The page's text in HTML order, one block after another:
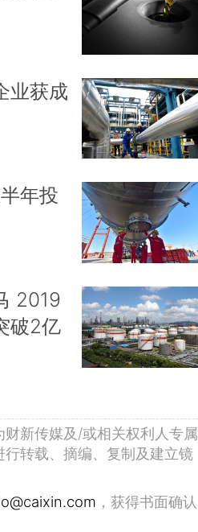
业获成
年投
2019
破2亿
新传媒及/或相关权利人专属
转载、摘编、复制及建立镜
，获得书面确认